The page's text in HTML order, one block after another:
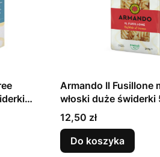
Armando Il Fusillone
włoski duże świderki
Cena
12,50 zł
Do koszyka